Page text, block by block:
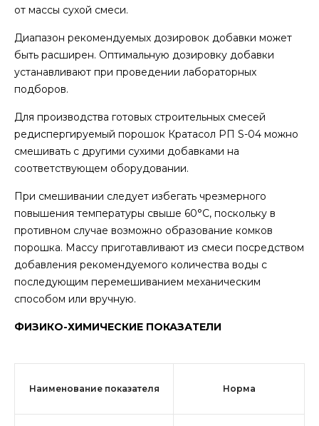
от массы сухой смеси.
Диапазон рекомендуемых дозировок добавки может
быть расширен. Оптимальную дозировку добавки
устанавливают при проведении лабораторных
подборов.
Для производства готовых строительных смесей
редиспергируемый порошок Кратасол РП S-04 можно
смешивать с другими сухими добавками на
соответствующем оборудовании.
При смешивании следует избегать чрезмерного
повышения температуры свыше 60°С, поскольку в
противном случае возможно образование комков
порошка. Массу приготавливают из смеси посредством
добавления рекомендуемого количества воды с
последующим перемешиванием механическим
способом или вручную.
ФИЗИКО-ХИМИЧЕСКИЕ ПОКАЗАТЕЛИ
Наименование показателя Норма